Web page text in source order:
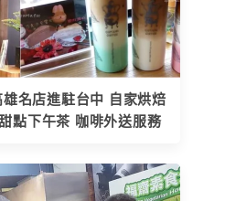
名店進駐台中 自家烘焙
點下午茶 咖啡外送服務